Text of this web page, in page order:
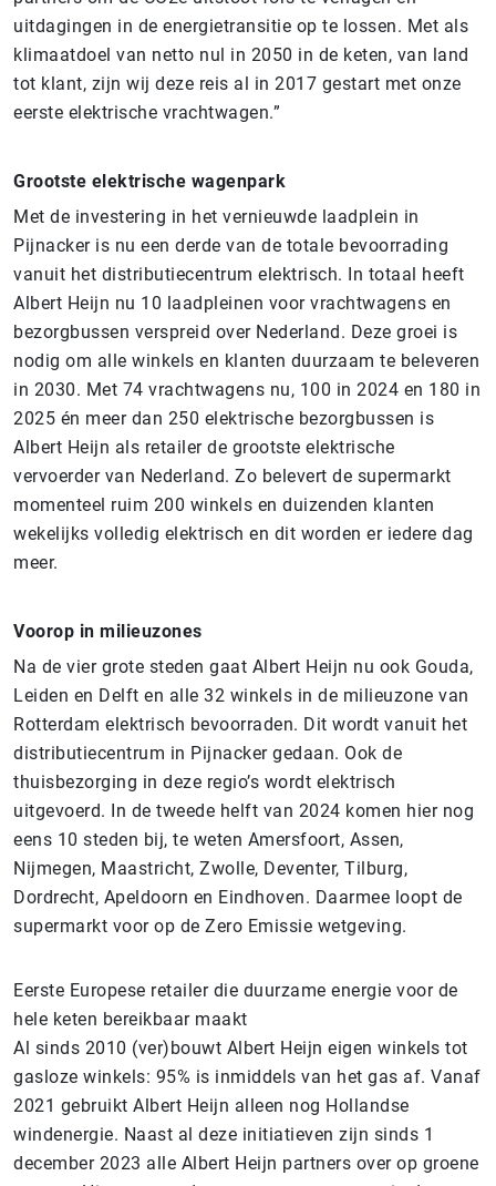
uitdagingen in de energietransitie op te lossen. Met als
klimaatdoel van netto nul in 2050 in de keten, van land
tot klant, zijn wij deze reis al in 2017 gestart met onze
eerste elektrische vrachtwagen.”
Grootste elektrische wagenpark
Met de investering in het vernieuwde laadplein in
Pijnacker is nu een derde van de totale bevoorrading
vanuit het distributiecentrum elektrisch. In totaal heeft
Albert Heijn nu 10 laadpleinen voor vrachtwagens en
bezorgbussen verspreid over Nederland. Deze groei is
nodig om alle winkels en klanten duurzaam te beleveren
in 2030. Met 74 vrachtwagens nu, 100 in 2024 en 180 in
2025 én meer dan 250 elektrische bezorgbussen is
Albert Heijn als retailer de grootste elektrische
vervoerder van Nederland. Zo belevert de supermarkt
momenteel ruim 200 winkels en duizenden klanten
wekelijks volledig elektrisch en dit worden er iedere dag
meer.
Voorop in milieuzones
Na de vier grote steden gaat Albert Heijn nu ook Gouda,
Leiden en Delft en alle 32 winkels in de milieuzone van
Rotterdam elektrisch bevoorraden. Dit wordt vanuit het
distributiecentrum in Pijnacker gedaan. Ook de
thuisbezorging in deze regio’s wordt elektrisch
uitgevoerd. In de tweede helft van 2024 komen hier nog
eens 10 steden bij, te weten Amersfoort, Assen,
Nijmegen, Maastricht, Zwolle, Deventer, Tilburg,
Dordrecht, Apeldoorn en Eindhoven. Daarmee loopt de
supermarkt voor op de Zero Emissie wetgeving.
Eerste Europese retailer die duurzame energie voor de
hele keten bereikbaar maakt
Al sinds 2010 (ver)bouwt Albert Heijn eigen winkels tot
gasloze winkels: 95% is inmiddels van het gas af. Vanaf
2021 gebruikt Albert Heijn alleen nog Hollandse
windenergie. Naast al deze initiatieven zijn sinds 1
december 2023 alle Albert Heijn partners over op groene